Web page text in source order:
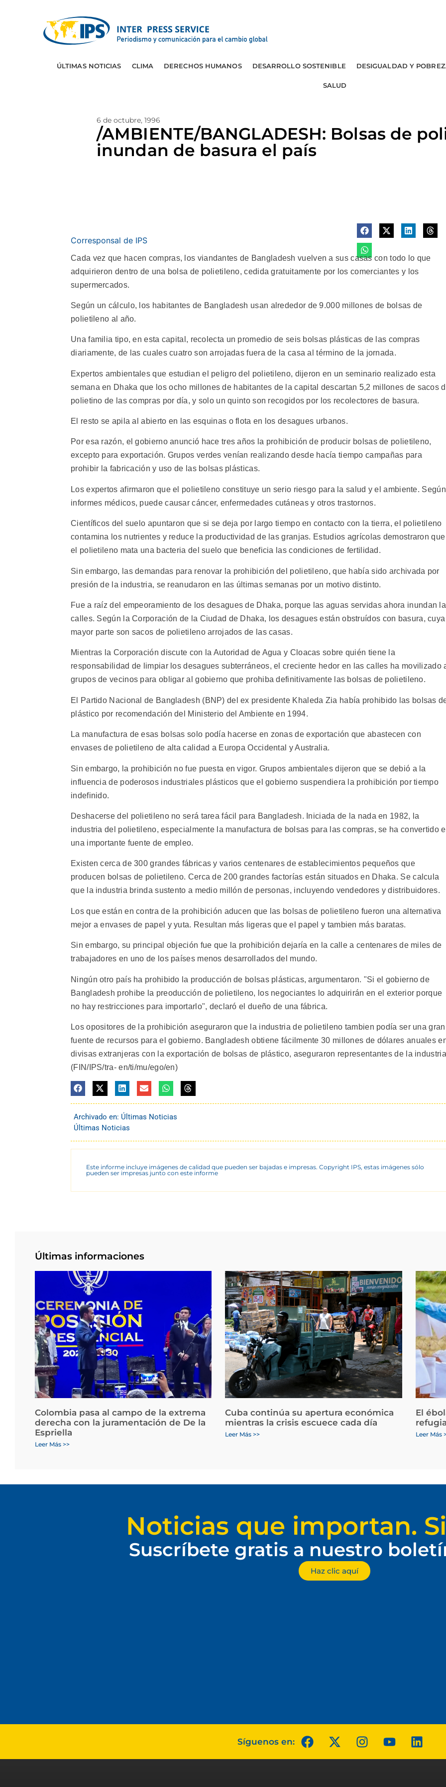
ÚLTIMAS NOTICIAS CLIMA DERECHOS HUMANOS DESARROLLO SOSTENIBLE DESIGUALDAD Y
SALUD
6 de octubre, 1996
/AMBIENTE/BANGLADESH: Bolsas de
inundan de basura el país
Corresponsal de IPS
Cada vez que hacen compras, los viandantes de Bangladesh vuelven a sus casas con todo lo que
adquirieron dentro de una bolsa de polietileno, cedida gratuitamente por los comerciantes y los
supermercados.
Según un cálculo, los habitantes de Bangladesh usan alrededor de 9.000 millones de bolsas de
polietileno al año.
Una familia tipo, en esta capital, recolecta un promedio de seis bolsas plásticas de las compras
diariamente, de las cuales cuatro son arrojadas fuera de la casa al término de la jornada.
Expertos ambientales que estudian el peligro del polietileno, dijeron en un seminario realizado esta
semana en Dhaka que los ocho millones de habitantes de la capital descartan 5,2 millones de sacos
polietino de las compras por día, y solo un quinto son recogidos por los recolectores de basura.
El resto se apila al abierto en las esquinas o flota en los desagues urbanos.
Por esa razón, el gobierno anunció hace tres años la prohibición de producir bolsas de polietileno,
excepto para exportación. Grupos verdes venían realizando desde hacía tiempo campañas para
prohibir la fabricación y uso de las bolsas plásticas.
Los expertos afirmaron que el polietileno constituye un serio riesgo para la salud y el ambiente. Según
informes médicos, puede causar cáncer, enfermedades cutáneas y otros trastornos.
Científicos del suelo apuntaron que si se deja por largo tiempo en contacto con la tierra, el polietileno
contamina los nutrientes y reduce la productividad de las granjas. Estudios agrícolas demostraron que
el polietileno mata una bacteria del suelo que beneficia las condiciones de fertilidad.
Sin embargo, las demandas para renovar la prohibición del polietileno, que había sido archivada por
presión de la industria, se reanudaron en las últimas semanas por un motivo distinto.
Fue a raíz del empeoramiento de los desagues de Dhaka, porque las aguas servidas ahora inundan
calles. Según la Corporación de la Ciudad de Dhaka, los desagues están obstruídos con basura, cuya
mayor parte son sacos de polietileno arrojados de las casas.
Mientras la Corporación discute con la Autoridad de Agua y Cloacas sobre quién tiene la
responsabilidad de limpiar los desagues subterráneos, el creciente hedor en las calles ha movilizado
grupos de vecinos para obligar al gobierno que prohiba definitivamente las bolsas de polietileno.
El Partido Nacional de Bangladesh (BNP) del ex presidente Khaleda Zia había prohibido las bolsas
plástico por recomendación del Ministerio del Ambiente en 1994.
La manufactura de esas bolsas solo podía hacerse en zonas de exportación que abastecen con
envases de polietileno de alta calidad a Europa Occidental y Australia.
Sin embargo, la prohibición no fue puesta en vigor. Grupos ambientales dijeron que se debió a la
influencia de poderosos industriales plásticos que el gobierno suspendiera la prohibición por tiempo
indefinido.
Deshacerse del polietileno no será tarea fácil para Bangladesh. Iniciada de la nada en 1982, la
industria del polietileno, especialmente la manufactura de bolsas para las compras, se ha convertido
una importante fuente de empleo.
Existen cerca de 300 grandes fábricas y varios centenares de establecimientos pequeños que
producen bolsas de polietileno. Cerca de 200 grandes factorías están situados en Dhaka. Se calcula
que la industria brinda sustento a medio millón de personas, incluyendo vendedores y distribuidores.
Los que están en contra de la prohibición aducen que las bolsas de polietileno fueron una alternativa
mejor a envases de papel y yuta. Resultan más ligeras que el papel y tambien más baratas.
Sin embargo, su principal objeción fue que la prohibición dejaría en la calle a centenares de miles de
trabajadores en uno de los países menos desarrollados del mundo.
Ningún otro país ha prohibido la producción de bolsas plásticas, argumentaron. "Si el gobierno de
Bangladesh prohibe la preoducción de polietileno, los negociantes lo adquirirán en el exterior porque
no hay restricciones para importarlo", declaró el dueño de una fábrica.
Los opositores de la prohibición aseguraron que la industria de polietileno tambien podía ser una gran
fuente de recursos para el gobierno. Bangladesh obtiene fácilmente 30 millones de dólares anuales
divisas extranjeras con la exportación de bolsas de plástico, aseguraron representantes de la
(FIN/IPS/tra- en/ti/mu/ego/en)
Archivado en: Últimas Noticias
Últimas Noticias
Este informe incluye imágenes de calidad que pueden ser bajadas e impresas. Copyright IPS, estas imágenes sólo
pueden ser impresas junto con este informe
Últimas informaciones
Colombia pasa al campo de la extrema
derecha con la juramentación de De la
Espriella
Leer Más >>
Cuba continúa su apertura económica
mientras la crisis escuece cada día
Leer Más >>
El
Leer Más
Noticias que importan.
Suscríbete gratis a nuestro
Haz clic aquí
Síguenos en: